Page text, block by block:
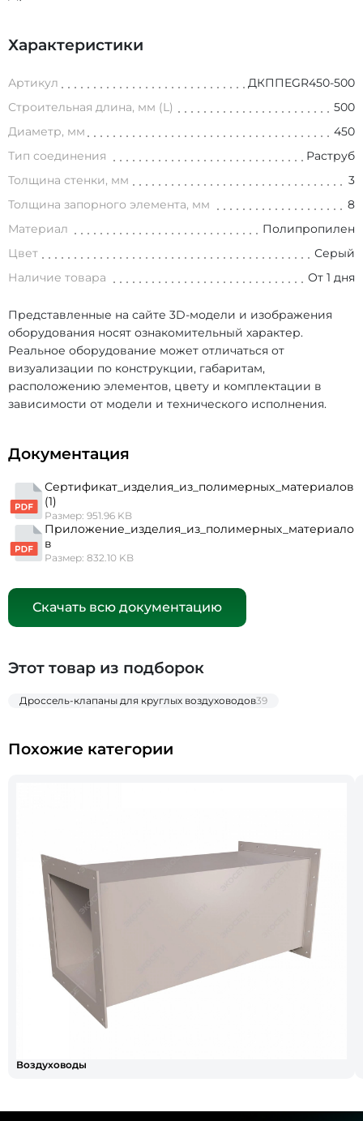
Характеристики
Артикул
ДКППEGR450-500
Строительная длина, мм (L)
500
Диаметр, мм
450
Тип соединения
Раструб
Толщина стенки, мм
3
Толщина запорного элемента, мм
8
Материал
Полипропилен
Цвет
Серый
Наличие товара
От 1 дня
Представленные на сайте 3D-модели и изображения
оборудования носят ознакомительный характер.
Реальное оборудование может отличаться от
визуализации по конструкции, габаритам,
расположению элементов, цвету и комплектации в
зависимости от модели и технического исполнения.
Документация
Сертификат_изделия_из_полимерных_материалов
(1)
Размер: 951.96 KB
Приложение_изделия_из_полимерных_материало
в
Размер: 832.10 KB
Скачать всю документацию
Этот товар из подборок
Дроссель-клапаны для круглых воздуховодов39
Похожие категории
Воздуховоды